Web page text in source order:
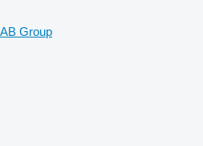
AB Group